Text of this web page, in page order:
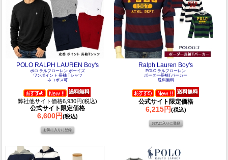
POLO RALPH LAUREN Boy's
ポロ ラルフローレン ボーイズ
ワンポイント 長袖 Tシャツ
ネコポス可
弊社他サイト価格6,930円(税込)
公式サイト限定価格
6,600円(税込)
Ralph Lauren Boy's
POLO ラルフローレン
ボーダー長袖Tパーカー
送料無料
公式サイト限定価格
6,215円(税込)